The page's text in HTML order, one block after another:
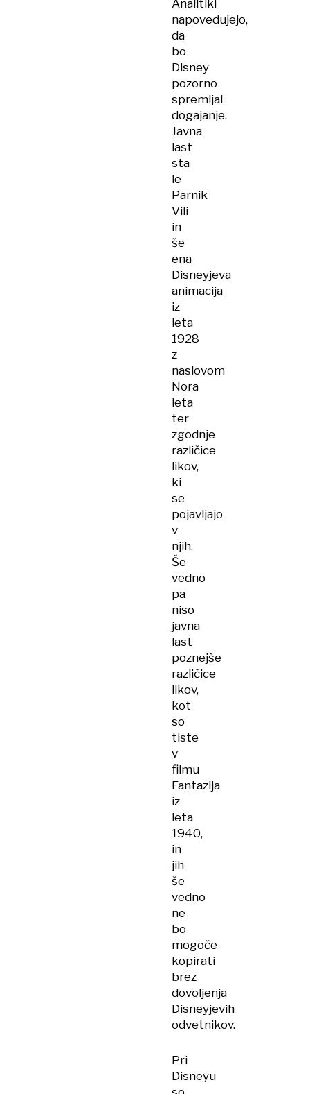
Analitiki
napovedujejo,
da
bo
Disney
pozorno
spremljal
dogajanje.
Javna
last
sta
le
Parnik
Vili
in
še
ena
Disneyjeva
animacija
iz
leta
1928
z
naslovom
Nora
leta
ter
zgodnje
različice
likov,
ki
se
pojavljajo
v
njih.
Še
vedno
pa
niso
javna
last
poznejše
različice
likov,
kot
so
tiste
v
filmu
Fantazija
iz
leta
1940,
in
jih
še
vedno
ne
bo
mogoče
kopirati
brez
dovoljenja
Disneyjevih
odvetnikov.
Pri
Disneyu